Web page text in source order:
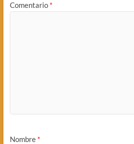
Comentario *
Nombre *